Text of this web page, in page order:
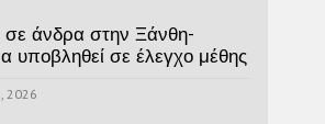
σε άνδρα στην Ξάνθη-
υποβληθεί σε έλεγχο μέθης
2026